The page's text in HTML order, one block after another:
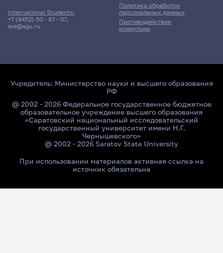
International Students:
+7 (8452) 50 - 87 - 07,
ied@sgu.ru
Политика обработки
персональных данных
Противодействие
коррупции
Учредитель: Министерство науки и высшего образования
РФ
@ 2002 - 2026 Федеральное государственное бюджетное
образовательное учреждение высшего образования
«Саратовский национальный исследовательский
государственный университет имени Н.Г.
Чернышевского»
@ 2002 - 2026 Saratov State University
При использовании материалов активная ссылка на
источник обязательна